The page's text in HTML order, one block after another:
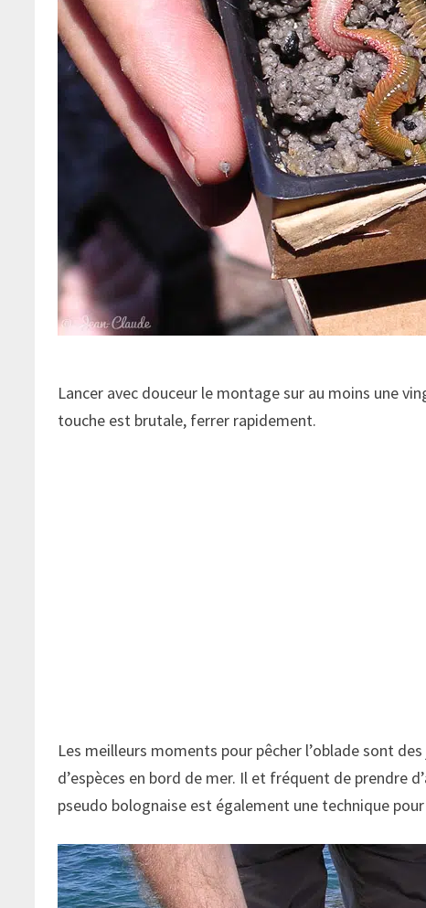
Lancer avec douceur le montage sur au moins une
touche est brutale, ferrer rapidement.
Les meilleurs moments pour pêcher l’oblade sont
d’espèces en bord de mer. Il et fréquent de prendre
pseudo bolognaise est également une technique